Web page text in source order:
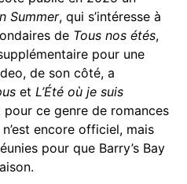
Summer, qui s’intéresse à
de Tous nos étés,
pour une
de son côté, a
et L’Été où je suis
ce genre de romances
encore officiel, mais
pour que Barry’s Bay